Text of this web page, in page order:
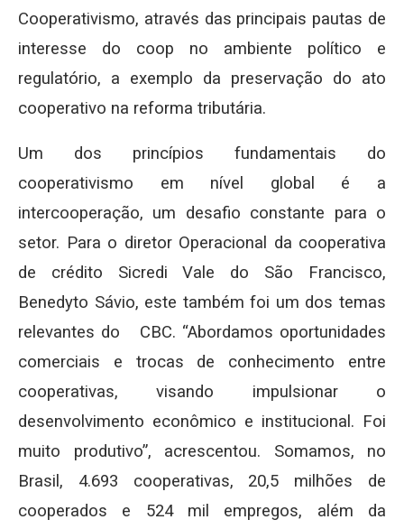
Cooperativismo, através das principais pautas de
interesse do coop no ambiente político e
regulatório, a exemplo da preservação do ato
cooperativo na reforma tributária.
Um dos princípios fundamentais do
cooperativismo em nível global é a
intercooperação, um desafio constante para o
setor. Para o diretor Operacional da cooperativa
de crédito Sicredi Vale do São Francisco,
Benedyto Sávio, este também foi um dos temas
relevantes do CBC. “Abordamos oportunidades
comerciais e trocas de conhecimento entre
cooperativas, visando impulsionar o
desenvolvimento econômico e institucional. Foi
muito produtivo”, acrescentou. Somamos, no
Brasil, 4.693 cooperativas, 20,5 milhões de
cooperados e 524 mil empregos, além da